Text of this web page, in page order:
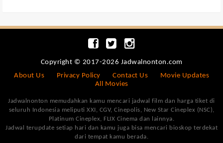
Copyright © 2017-2026 Jadwalnonton.com
About Us
Privacy Policy Contact Us
Movie Updates
All Movies
Jadwalnonton memudahkan kamu mencari jadwal film dan harga tiket di
seluruh Indonesia meliputi XXI, CGV, Cinepolis, New Star Cineplex (NSC),
Platinum Cineplex, FLIX Cinema dan lainnya.
Jadwal terupdate setiap hari dan kamu juga bisa mencari bioskop terdekat
dari tempat kamu berada.